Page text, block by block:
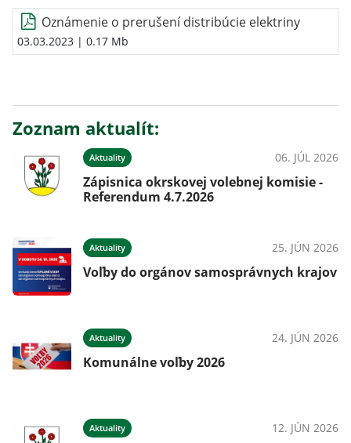
Oznámenie o prerušení distribúcie elektriny
03.03.2023 | 0.17 Mb
Zoznam aktualít:
Aktuality 06. JÚL 2026
Zápisnica okrskovej volebnej komisie -
Referendum 4.7.2026
Aktuality 25. JÚN 2026
Voľby do orgánov samosprávnych krajov
Aktuality 24. JÚN 2026
Komunálne voľby 2026
Aktuality 12. JÚN 2026